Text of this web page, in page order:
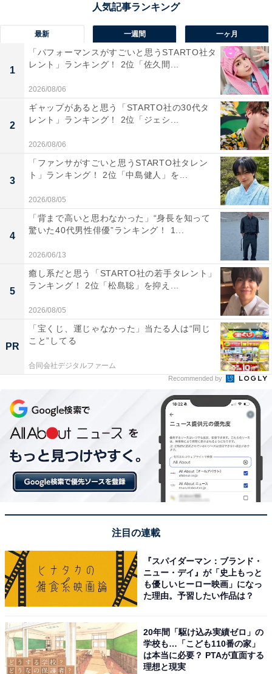
百田夏菜子とまさかすぎて驚きました」（30代女性／宮
れた」（20代女性／神奈川県）などの意見が寄せられま
した。
堂本剛さんに関する商品をAmazonで見る
View this post on Instagram
最新 一週間 一ヶ月
1
「パフォーマンスがすごいと思うSTARTO社タ
レント」ランキング！ 2位「佐久間...
2026/08/06
2
ギャップがあると思う「STARTO社の30代タ
レント」ランキング！ 2位「ジェシ...
2026/08/06
3
「ファンサがすごいと思うSTARTO社タレン
ト」ランキング！ 2位「中島健人」を...
2026/08/05
4
「背まで高いと思わなかった」“身長を知って
驚いた40代男性俳優”ランキング！ 1...
2026/06/13
5
癒し系だと思う「STARTO社の若手タレント」
ランキング！ 2位「松島聡」を抑え...
2026/08/05
PR
「宝くじ、運じゃなかった」当たる人は“同じ
こと”してる
合同会社デジタルファーム
Recommended by
注目の連載
『スパイダーマン：ブランド・
ニュー・デイ』が「史上もっと
も優しいヒーロー映画」になっ
た理由。予習したい作品は？
20年間「駆け込み実績ゼロ」の
学校も…「こども110番の家」
は本当に必要？ PTAが直面する
理想と現実